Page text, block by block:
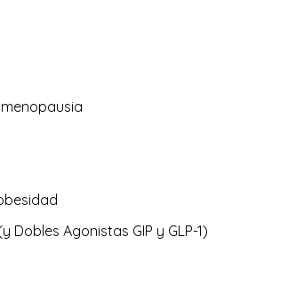
Dobles Agonistas GIP y GLP-1)